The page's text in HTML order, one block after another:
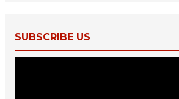
SUBSCRIBE US